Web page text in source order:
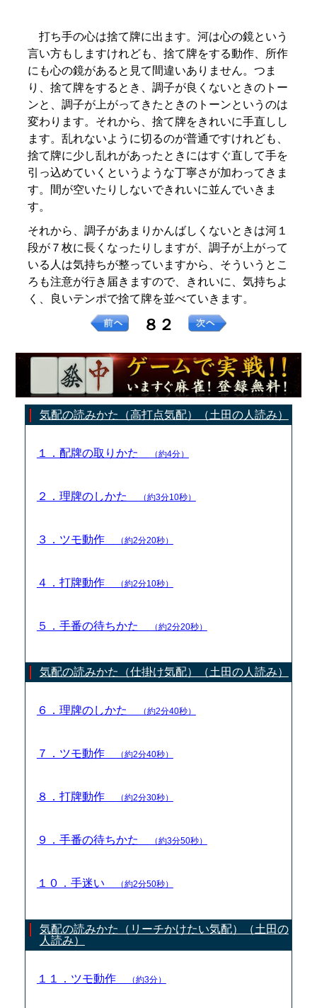
打ち手の心は捨て牌に出ます。河は心の鏡という
言い方もしますけれども、捨て牌をする動作、所作
にも心の鏡があると見て間違いありません。つま
り、捨て牌をするとき、調子が良くないときのトー
ンと、調子が上がってきたときのトーンというのは
変わります。それから、捨て牌をきれいに手直しし
ます。乱れないように切るのが普通ですけれども、
捨て牌に少し乱れがあったときにはすぐ直して手を
引っ込めていくというような丁寧さが加わってきま
す。間が空いたりしないできれいに並んでいきま
す。
それから、調子があまりかんばしくないときは河１
段が７枚に長くなったりしますが、調子が上がって
いる人は気持ちが整っていますから、そういうとこ
ろも注意が行き届きますので、きれいに、気持ちよ
く、良いテンポで捨て牌を並べていきます。
８２
気配の読みかた（高打点気配）（土田の人読み）
１．配牌の取りかた （約4分）
２．理牌のしかた （約3分10秒）
３．ツモ動作 （約2分20秒）
４．打牌動作 （約2分10秒）
５．手番の待ちかた （約2分20秒）
気配の読みかた（仕掛け気配）（土田の人読み）
６．理牌のしかた （約2分40秒）
７．ツモ動作 （約2分40秒）
８．打牌動作 （約2分30秒）
９．手番の待ちかた （約3分50秒）
１０．手迷い （約2分50秒）
気配の読みかた（リーチかけたい気配）（土田の
人読み）
１１．ツモ動作 （約3分）